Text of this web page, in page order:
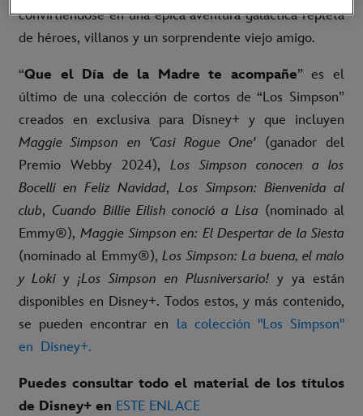
convirtiéndose en una épica aventura galáctica repleta
de héroes, villanos y un sorprendente viejo amigo.
“Que el Día de la Madre te acompañe” es el
último de una colección de cortos de “Los Simpson”
creados en exclusiva para Disney+ y que incluyen
Maggie Simpson en 'Casi Rogue One'(ganador del
Premio Webby 2024), Los Simpson conocen a los
Bocelli en Feliz Navidad, Los Simpson: Bienvenida al
club, Cuando Billie Eilish conoció a Lisa(nominado al
Emmy®),Maggie Simpson en: El Despertar de la Siesta
(nominado al Emmy®),Los Simpson: La buena, el malo
y Lokiy¡Los Simpson en Plusniversario!y ya están
disponibles en Disney+. Todos estos, y más contenido,
se pueden encontrar en la colección "Los Simpson"
en Disney+.
Puedes consultar todo el material de los títulos
de Disney+ en ESTE ENLACE